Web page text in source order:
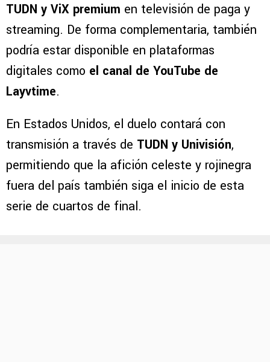
TUDN y ViX premium en televisión de paga y
streaming. De forma complementaria, también
podría estar disponible en plataformas
digitales como el canal de YouTube de
Layvtime.
En Estados Unidos, el duelo contará con
transmisión a través de TUDN y Univisión,
permitiendo que la afición celeste y rojinegra
fuera del país también siga el inicio de esta
serie de cuartos de final.